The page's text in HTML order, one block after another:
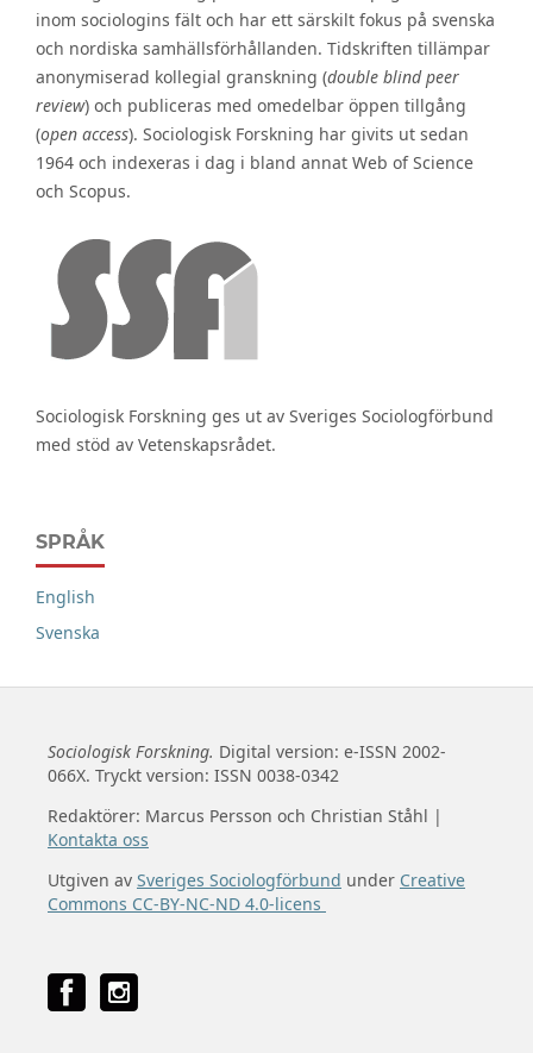
inom sociologins fält och har ett särskilt fokus på svenska
och nordiska samhällsförhållanden. Tidskriften tillämpar
anonymiserad kollegial granskning (double blind peer
review) och publiceras med omedelbar öppen tillgång
(open access). Sociologisk Forskning har givits ut sedan
1964 och indexeras i dag i bland annat Web of Science
och Scopus.
Sociologisk Forskning ges ut av Sveriges Sociologförbund
med stöd av Vetenskapsrådet.
SPRÅK
English
Svenska
Sociologisk Forskning. Digital version: e-ISSN 2002-
066X. Tryckt version: ISSN 0038-0342
Redaktörer: Marcus Persson och Christian Ståhl |
Kontakta oss
Utgiven av Sveriges Sociologförbund under Creative
Commons CC-BY-NC-ND 4.0-licens